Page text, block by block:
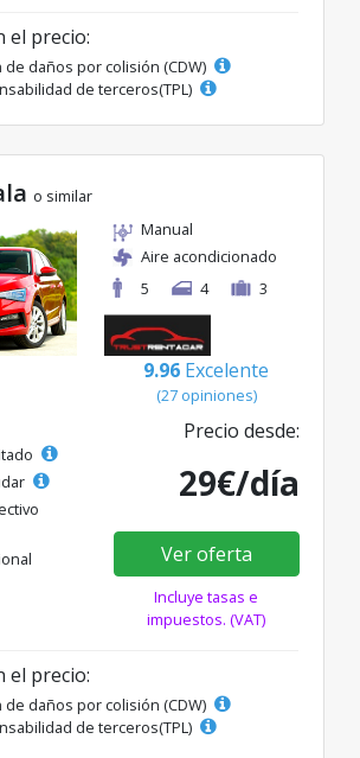
el precio:
de daños por colisión (CDW)
de terceros(TPL)
o similar
Manual
Aire acondicionado
5
4 3
9.96 Excelente
(27 opiniones)
Precio desde:
29€/día
Ver oferta
Incluye tasas e
impuestos. (VAT)
el precio:
de daños por colisión (CDW)
de terceros(TPL)